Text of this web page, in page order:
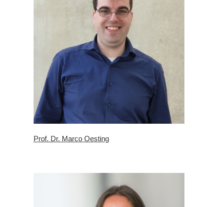
Prof. Dr. Marco Oesting